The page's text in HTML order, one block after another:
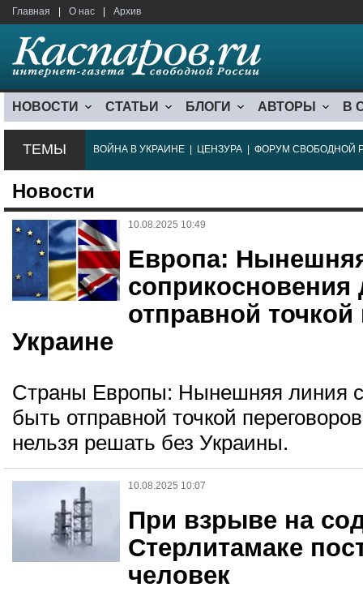
Главная О нас Архив
НОВОСТИ СТАТЬИ БЛОГИ АВТОРЫ В
ТЕМЫ ВОЙНА В УКРАИНЕ ЦЕНЗУРА ФОРУМ СВОБОДНОЙ
Новости
10.08.2025 10:49
Европа:
отправной
Украине
Страны Европы: Нынешняя линия
быть отправной точкой
нельзя решать без Украины.
10.08.2025 10:07
При взрыве на
Стерлитамаке
человек